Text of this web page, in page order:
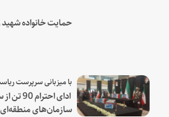
حمایت خانواده
با میزبانی سرپرست
ادای
سازمان‌های